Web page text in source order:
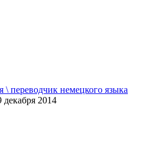
\ переводчик немецкого языка
декабря 2014